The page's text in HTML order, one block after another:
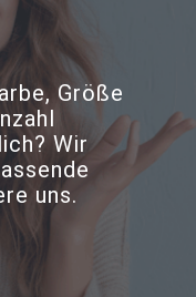
Größe
Wir
uns.